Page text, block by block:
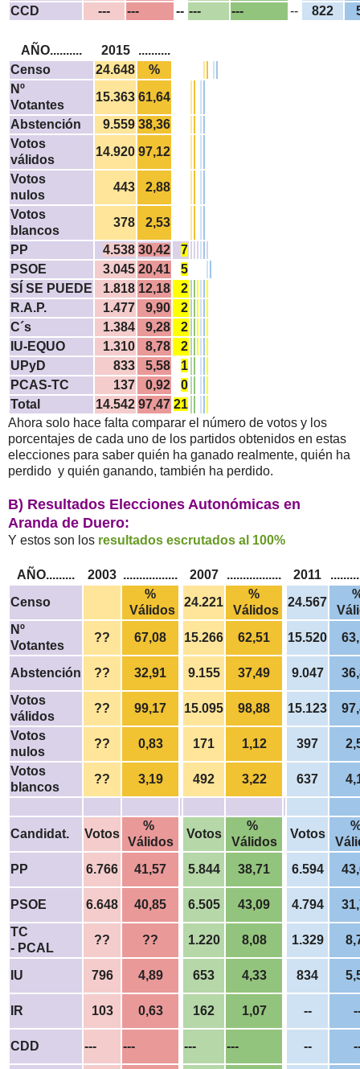
CCD
--- --- -- --- --- -- 822
AÑO.......... 2015
..........
Censo
24.648
%
Nº
Votantes
15.363 61,64
Abstención
9.559 38,36
Votos
válidos
14.920 97,12
Votos
nulos
443
2,88
Votos
blancos
378
2,53
PP
4.538 30,42
7
PSOE
3.045 20,41
5
SÍ SE PUEDE
1.818 12,18
2
R.A.P.
1.477 9,90
2
C´s
1.384 9,28
2
IU-EQUO
1.310 8,78
2
UPyD
833 5,58
1
PCAS-TC
137 0,92
0
Total
14.542 97,47 21
Ahora solo hace falta comparar el número de votos y los
porcentajes de cada uno de los partidos obtenidos en estas
elecciones para saber quién ha ganado realmente, quién ha
perdido y quién ganando, también ha perdido.
B) Resultados Elecciones Autonómicas en
Aranda de Duero:
Y estos son los resultados escrutados al 100%
AÑO......... 2003 ................. 2007 ................. 2011
Censo
%
Válidos
24.221
%
Válidos
24.567
Nº
Votantes
?? 67,08 15.266 62,51 15.520
Abstención ?? 32,91 9.155 37,49 9.047
Votos
válidos
?? 99,17 15.095 98,88 15.123
Votos
nulos
?? 0,83 171 1,12 397
Votos
blancos
?? 3,19 492 3,22 637
Candidat. Votos
%
Válidos
Votos
%
Válidos
Votos
PP
6.766 41,57 5.844 38,71 6.594
PSOE 6.648 40,85 6.505 43,09 4.794
TC
- PCAL
?? ?? 1.220 8,08 1.329
IU 796 4,89 653 4,33 834
IR 103 0,63 162 1,07 --
CDD --- --- --- --- --